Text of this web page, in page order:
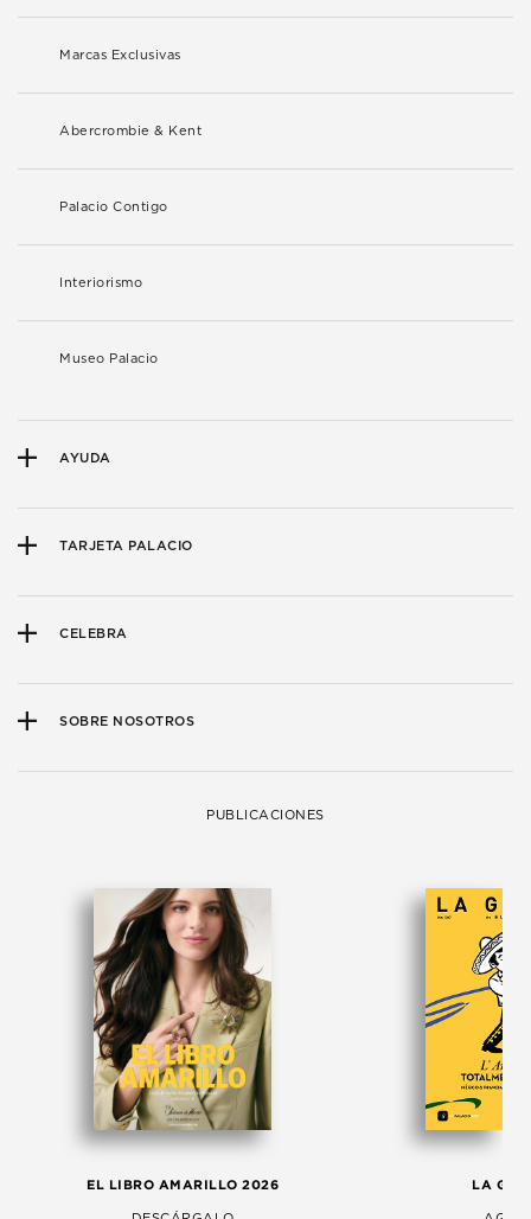
Marcas Exclusivas
Abercrombie & Kent
Palacio Contigo
Interiorismo
Museo Palacio
AYUDA
TARJETA PALACIO
CELEBRA
SOBRE NOSOTROS
PUBLICACIONES
EL LIBRO AMARILLO 2026 LA